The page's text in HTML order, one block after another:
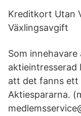
Kreditkort Utan
Växlingsavgift
Som
aktieintresserad
att det fanns ett
Aktiespararna.